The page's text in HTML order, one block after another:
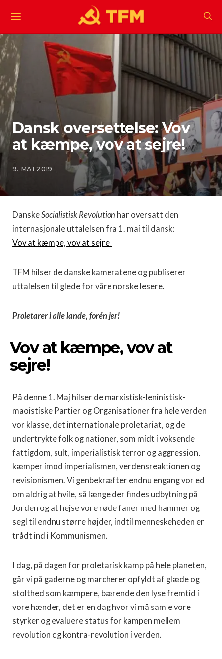
Dansk oversettelse: Vov
at kæmpe, vov at sejre!
9. MAI 2019
DanskeSocialistisk Revolution har oversatt den
internasjonale uttalelsen fra 1. mai til dansk:
Vov at kæmpe, vov at sejre!
TFM hilser de danske kameratene og publiserer
uttalelsen til glede for våre norske lesere.
Proletarer i alle lande, forén jer!
Vov at kæmpe, vov at
sejre!
På denne 1. Maj hilser de marxistisk-leninistisk-
maoistiske Partier og Organisationer fra hele verden
vor klasse, det internationale proletariat, og de
undertrykte folk og nationer, som midt i voksende
fattigdom, sult, imperialistisk terror og aggression,
kæmper imod imperialismen, verdensreaktionen og
revisionismen. Vi genbekræfter endnu engang vor ed
om aldrig at hvile, så længe der findes udbytning på
Jorden og at hejse vore røde faner med hammer og
segl til endnu større højder, indtil menneskeheden er
trådt ind i Kommunismen.
I dag, på dagen for proletarisk kamp på hele planeten,
går vi på gaderne og marcherer opfyldt af glæde og
stolthed som kæmpere, bærende den lyse fremtid i
vore hænder, det er en dag hvor vi må samle vore
styrker og evaluere status for kampen mellem
revolution og kontra-revolution i verden.